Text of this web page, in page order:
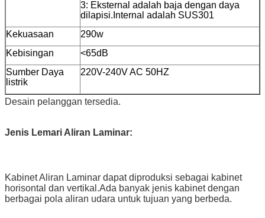
3: Eksternal adalah baja dengan daya
dilapisi.Internal adalah SUS301
Kekuasaan
290w
Kebisingan
<65dB
Sumber Daya
listrik
220V-240V AC 50HZ
Desain pelanggan tersedia.
Jenis Lemari Aliran Laminar:
Kabinet Aliran Laminar dapat diproduksi sebagai kabinet
horisontal dan vertikal.Ada banyak jenis kabinet dengan
berbagai pola aliran udara untuk tujuan yang berbeda.